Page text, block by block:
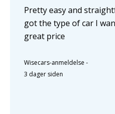
Pretty easy and
got the type of car I
great price
Wisecars-anmeldelse -
3 dager siden